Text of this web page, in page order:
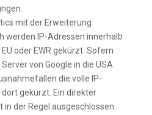
mit der Erweiterung
werden IP-Adressen innerhalb
oder EWR gekürzt. Sofern
von Google in die USA
die volle IP-
gekürzt. Ein direkter
der Regel ausgeschlossen.